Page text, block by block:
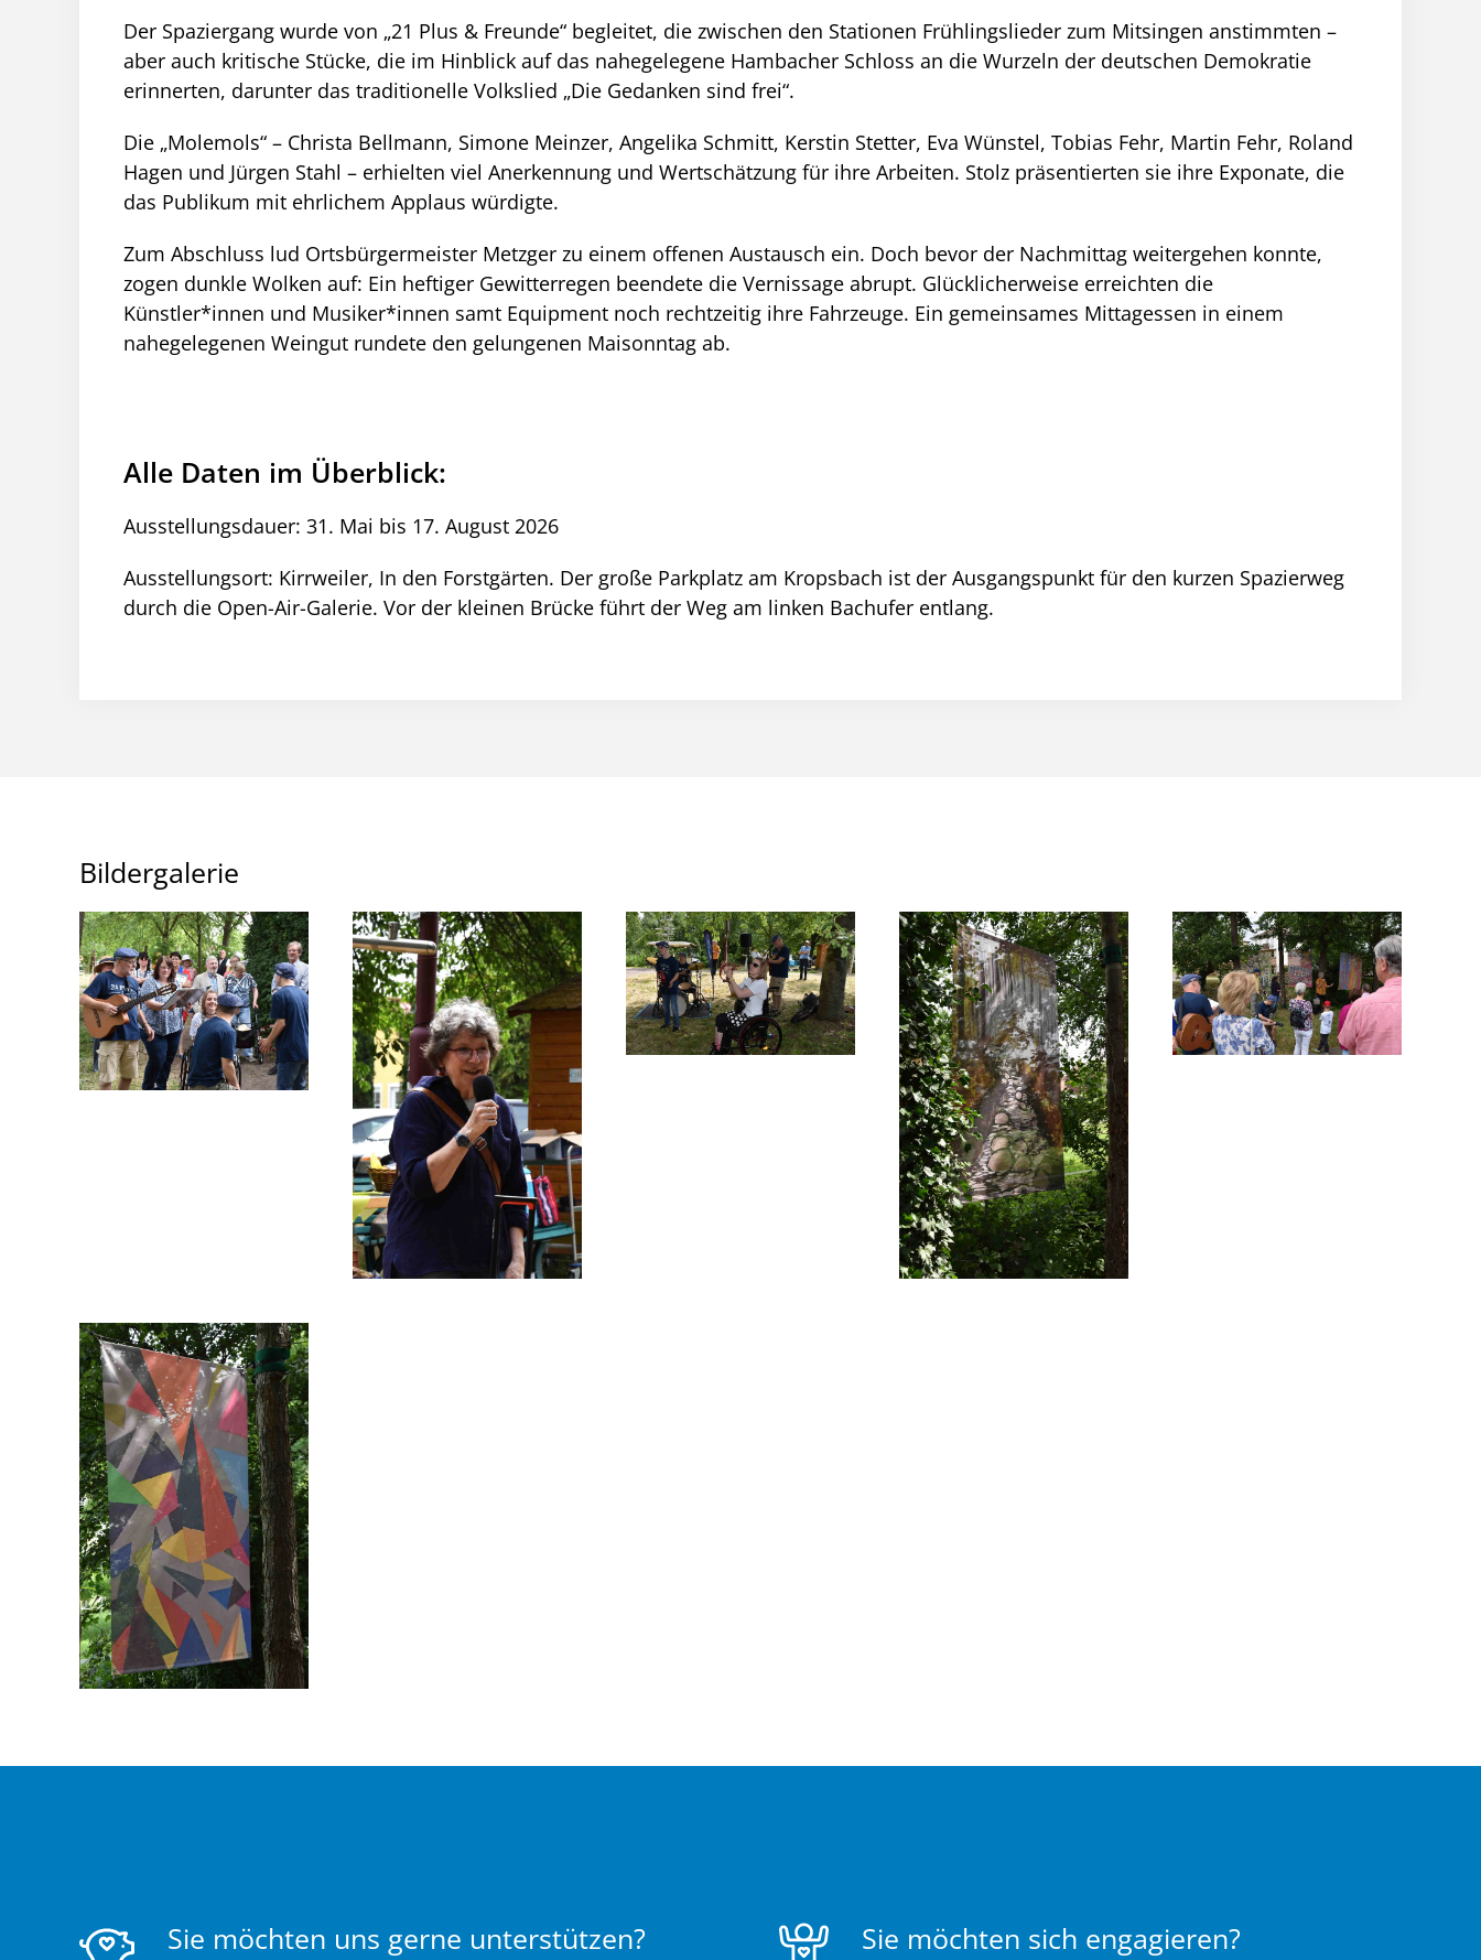
Der Spaziergang wurde von „21 Plus & Freunde“ begleitet, die zwischen den Stationen Frühlingslieder zum Mitsingen anstimmten –
aber auch kritische Stücke, die im Hinblick auf das nahegelegene Hambacher Schloss an die Wurzeln der deutschen Demokratie
erinnerten, darunter das traditionelle Volkslied „Die Gedanken sind frei“.
Die „Molemols“ – Christa Bellmann, Simone Meinzer, Angelika Schmitt, Kerstin Stetter, Eva Wünstel, Tobias Fehr, Martin Fehr, Roland
Hagen und Jürgen Stahl – erhielten viel Anerkennung und Wertschätzung für ihre Arbeiten. Stolz präsentierten sie ihre Exponate, die
das Publikum mit ehrlichem Applaus würdigte.
Zum Abschluss lud Ortsbürgermeister Metzger zu einem offenen Austausch ein. Doch bevor der Nachmittag weitergehen konnte,
zogen dunkle Wolken auf: Ein heftiger Gewitterregen beendete die Vernissage abrupt. Glücklicherweise erreichten die
Künstler*innen und Musiker*innen samt Equipment noch rechtzeitig ihre Fahrzeuge. Ein gemeinsames Mittagessen in einem
nahegelegenen Weingut rundete den gelungenen Maisonntag ab.
Alle Daten im Überblick:
Ausstellungsdauer: 31. Mai bis 17. August 2026
Ausstellungsort: Kirrweiler, In den Forstgärten. Der große Parkplatz am Kropsbach ist der Ausgangspunkt für den kurzen Spazierweg
durch die Open-Air-Galerie. Vor der kleinen Brücke führt der Weg am linken Bachufer entlang.
Bildergalerie
Sie möchten uns gerne unterstützen? Sie möchten sich engagieren?